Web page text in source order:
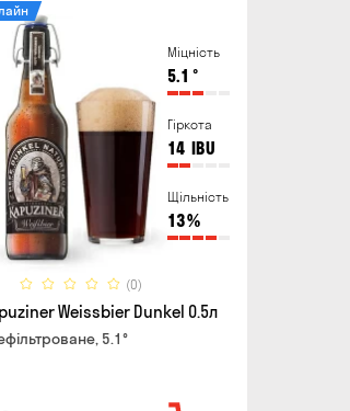
Міцність
5.1 °
Гіркота
14 IBU
Щільність
13%
(0)
Weissbier Dunkel 0.5л
5.1°